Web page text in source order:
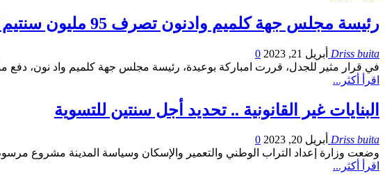
رئيسة مجلس جهة كلميم وادنون تصرف 95 مليون سنتيم لشراء الملحفة الصحراوية
Driss buita أبريل 21, 2023
0
في قرار مثير للجدل، قررت امباركة بوعيدة، رئيسة مجلس جهة كلميم واد نون، دفع مبلغ 95 مليون سنتيم، لشراء “الملحفة الصحراوية والفوقية ودراعة”. قرار أثار نقاشات كبيرة وجدلا
اقرأ أكثر...
البنايات غير القانونية .. تحديد أجل سنتين للتسوية
Driss buita أبريل 20, 2023
0
وضعت وزارة إعداد التراب الوطني والتعمير والإسكان وسياسة المدينة مشروع
اقرأ أكثر...